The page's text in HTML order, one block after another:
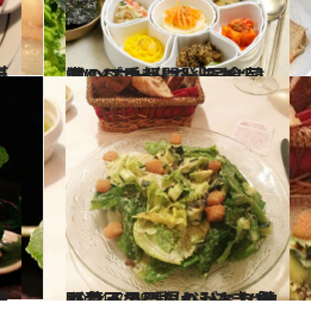
2014.6.3
美のプロが開発した“韓方”メニューで「医食同源」に手軽にトライ
グルメ
2014.7.15
野菜不足になりがちな働く女子の “駆け込み寺”的カフェで至福のひとり飯
グルメ